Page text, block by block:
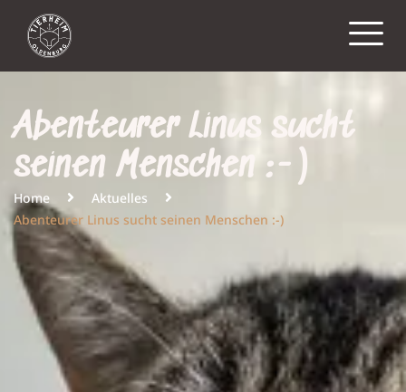
Abenteurer Linus sucht
seinen Menschen :-)
Home
Aktuelles
Abenteurer Linus sucht seinen Menschen :-)